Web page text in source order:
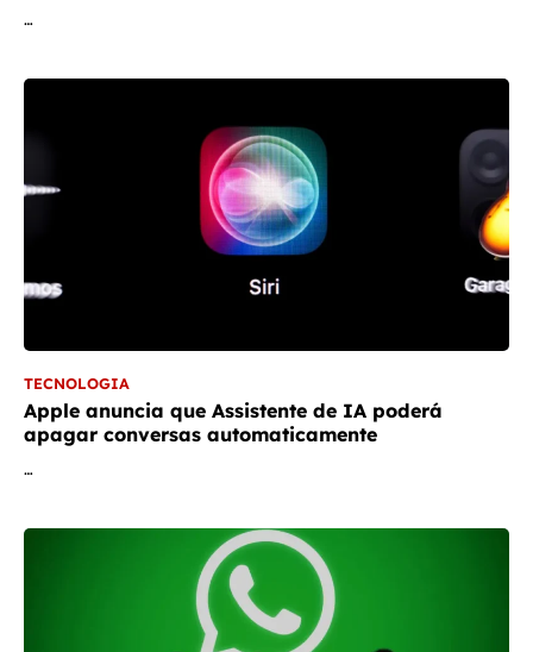
…
TECNOLOGIA
Apple anuncia que Assistente de IA poderá
apagar conversas automaticamente
…